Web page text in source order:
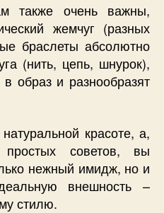
также очень важны,
жемчуг (разных
браслеты абсолютно
(нить, цепь, шнурок),
образ и разнообразят
красоте, а,
простых советов, вы
нежный имидж, но и
внешность –
стилю.